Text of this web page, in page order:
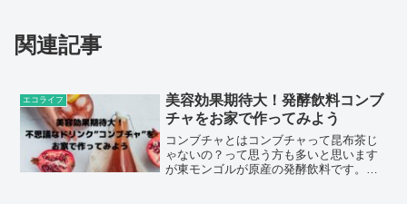
関連記事
エコライフ
美容効果期待大！発酵飲料コンブ
チャをお家で作ってみよう
コンブチャとはコンブチャって昆布茶じ
ゃないの？って思う方も多いと思います
が東モンゴルが原産の発酵飲料です。こ